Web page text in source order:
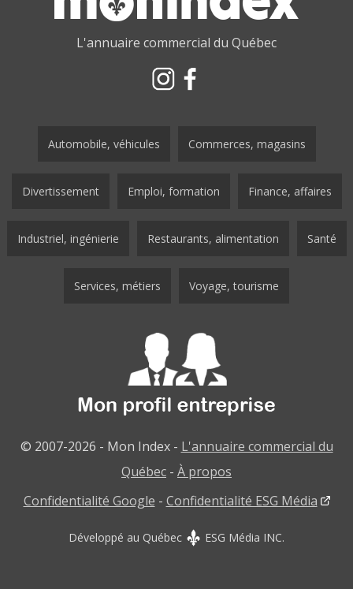
L'annuaire commercial du Québec
Automobile, véhicules Commerces, magasins
Divertissement Emploi, formation Finance, affaires
Industriel, ingénierie Restaurants, alimentation Santé
Services, métiers Voyage, tourisme
© 2007-2026 - Mon Index - L'annuaire commercial du
Québec - À propos
Confidentialité Google - Confidentialité ESG Média
Développé au Québec ESG Média INC.